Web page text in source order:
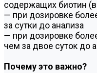
содержащих биотин
— при дозировке
за сутки до анализа
— при дозировке
чем за двое суток до
Почему это важно?